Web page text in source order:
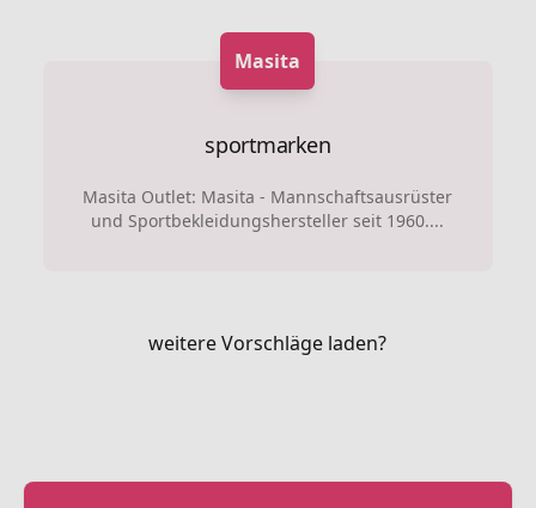
Masita
sportmarken
Masita Outlet: Masita - Mannschaftsausrüster
und Sportbekleidungshersteller seit 1960....
weitere Vorschläge laden?